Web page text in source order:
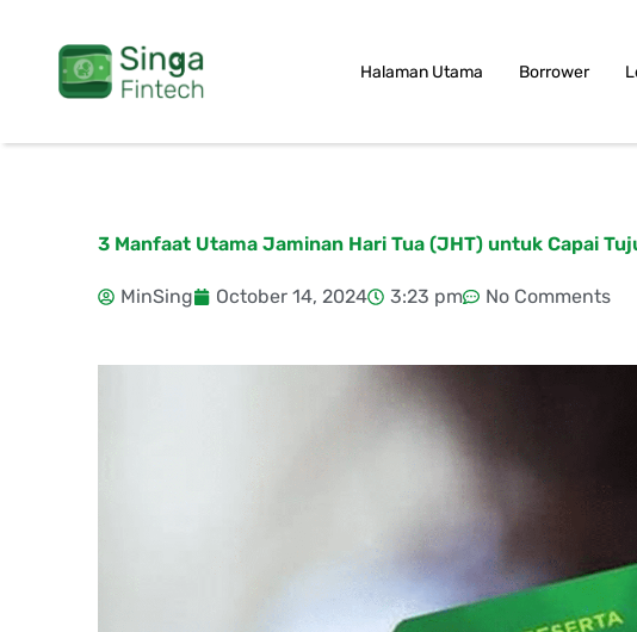
content
Halaman Utama Borrower
3 Manfaat Utama Jaminan Hari Tua (JHT) untuk Capai
MinSing October 14, 2024 3:23 pm No Comments